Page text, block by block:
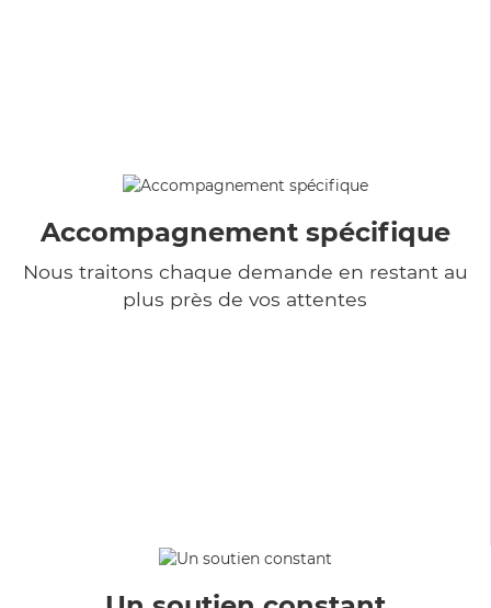
Accompagnement spécifique
Nous traitons chaque demande en restant au
plus près de vos attentes